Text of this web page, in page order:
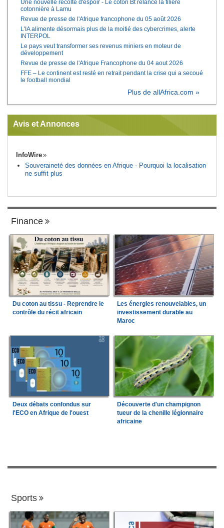
Une nouvelle récolte d'espoir - Le coton Bt relance la filière
cotonnière à Lamu
Revue de presse de l'Afrique francophone du 05 août 2026
L'IA alimente désormais plus de la moitié des cybercrimes, alerte
INTERPOL
Le pays veut transformer ses revenus miniers en moteur de
développement
Revue de presse de l'Afrique Francophone du 04 aout 2026
FFE – Le continent est resté en retrait pendant la crise qui a secoué
le football mondial
Plus de allAfrica.com »
Avis et Annonces
InfoWire
Souveraineté des données en Afrique - Pourquoi la localisation
ne suffit plus
Finance
Du coton au tissu - Reprendre le
contrôle du récit africain
Les énergies renouvelables, un
investissement durable au
Maroc
Deux débats confondus sur
l'ECO en Afrique de l'ouest
Découverte d'un champignon
tueur de la chenille légionnaire
africaine
Sports